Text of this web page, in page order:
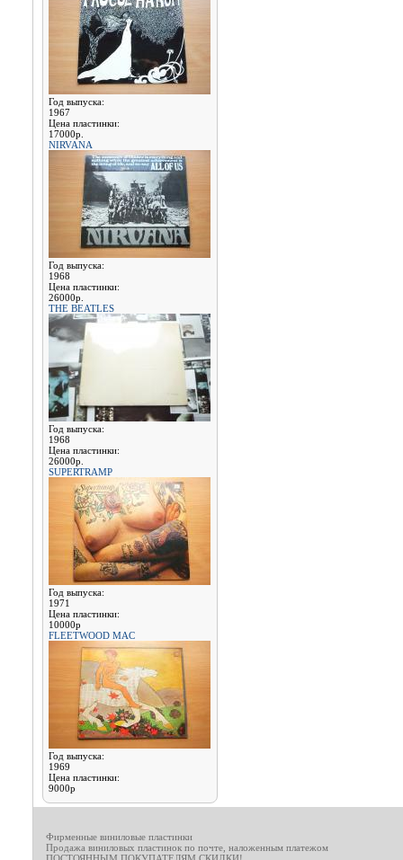
Год выпуска:
1967
Цена пластинки:
17000р.
NIRVANA
Год выпуска:
1968
Цена пластинки:
26000р.
THE BEATLES
Год выпуска:
1968
Цена пластинки:
26000р.
SUPERTRAMP
Год выпуска:
1971
Цена пластинки:
10000р
FLEETWOOD MAC
Год выпуска:
1969
Цена пластинки:
9000р
Фирменные виниловые пластинки
Продажа виниловых пластинок по почте, наложенным платежом